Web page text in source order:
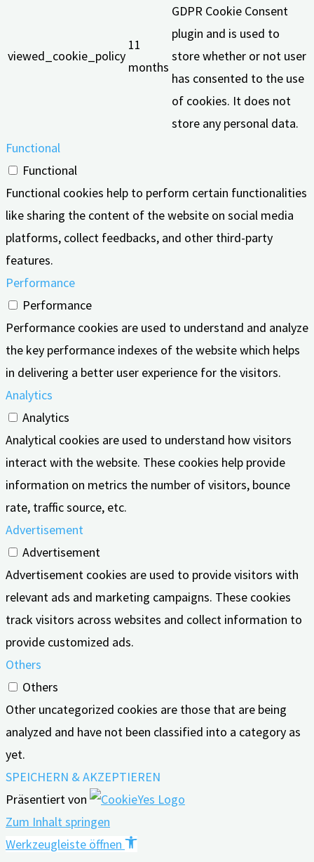
viewed_cookie_policy
11
months
GDPR Cookie Consent
plugin and is used to
store whether or not user
has consented to the use
of cookies. It does not
store any personal data.
Functional
Functional
Functional cookies help to perform certain functionalities
like sharing the content of the website on social media
platforms, collect feedbacks, and other third-party
features.
Performance
Performance
Performance cookies are used to understand and analyze
the key performance indexes of the website which helps
in delivering a better user experience for the visitors.
Analytics
Analytics
Analytical cookies are used to understand how visitors
interact with the website. These cookies help provide
information on metrics the number of visitors, bounce
rate, traffic source, etc.
Advertisement
Advertisement
Advertisement cookies are used to provide visitors with
relevant ads and marketing campaigns. These cookies
track visitors across websites and collect information to
provide customized ads.
Others
Others
Other uncategorized cookies are those that are being
analyzed and have not been classified into a category as
yet.
SPEICHERN & AKZEPTIEREN
Präsentiert von
Zum Inhalt springen
Werkzeugleiste öffnen